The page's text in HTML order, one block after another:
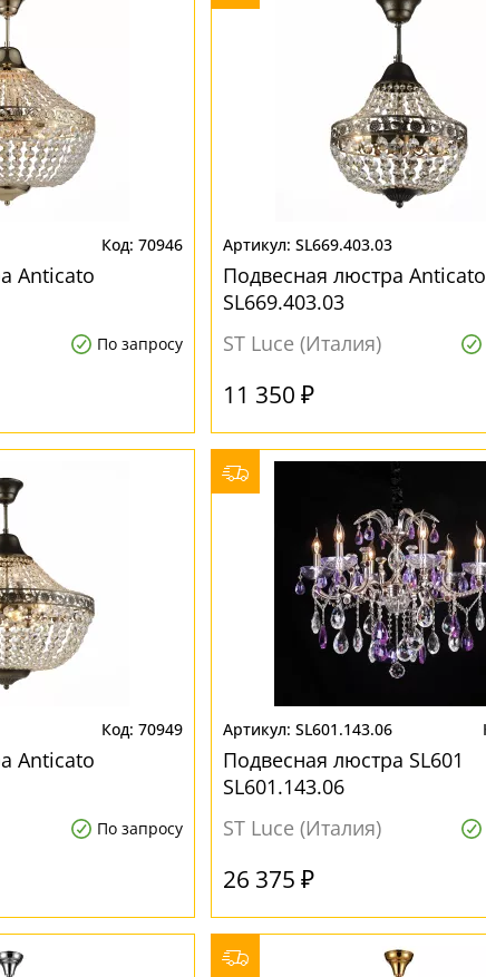
70946
Anticato
По запросу
SL669.403.03
Подвесная люстра Anticato
SL669.403.03
ST Luce (Италия)
11 350 ₽
70949
Anticato
По запросу
SL601.143.06
Подвесная люстра SL601
SL601.143.06
ST Luce (Италия)
26 375 ₽